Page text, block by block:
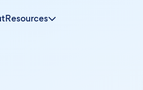
Resources